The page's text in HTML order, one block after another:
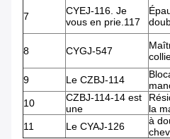
7
CYEJ-116. Je
vous en prie.117
8 CYGJ-547
9
Le CZBJ-114
10
CZBJ-114-14 est
une
la
11
Le CYAJ-126
à